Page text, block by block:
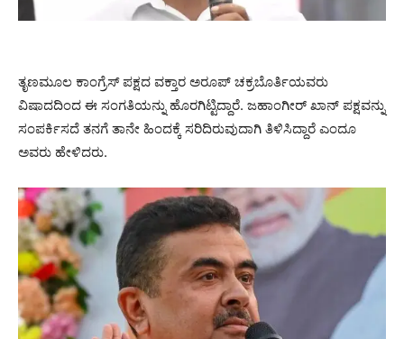
ತೃಣಮೂಲ ಕಾಂಗ್ರೆಸ್ ಪಕ್ಷದ ವಕ್ತಾರ ಅರೂಪ್ ಚಕ್ರಬೊರ್ತಿಯವರು
ವಿಷಾದದಿಂದ ಈ ಸಂಗತಿಯನ್ನು ಹೊರಗಿಟ್ಟಿದ್ದಾರೆ. ಜಹಾಂಗೀರ್ ಖಾನ್ ಪಕ್ಷವನ್ನು
ಸಂಪರ್ಕಿಸದೆ ತನಗೆ ತಾನೇ ಹಿಂದಕ್ಕೆ ಸರಿದಿರುವುದಾಗಿ ತಿಳಿಸಿದ್ದಾರೆ ಎಂದೂ
ಅವರು ಹೇಳಿದರು.